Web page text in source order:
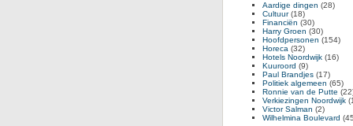
Aardige dingen (28)
Cultuur(18)
Financiën (30)
Harry Groen (30)
Hoofdpersonen (154)
Horeca (32)
Hotels Noordwijk (16)
Kuuroord (9)
Paul Brandjes (17)
Politiek algemeen (65)
Ronnie van de Putte
Verkiezingen Noordwijk
Victor Salman (2)
Wilhelmina Boulevard